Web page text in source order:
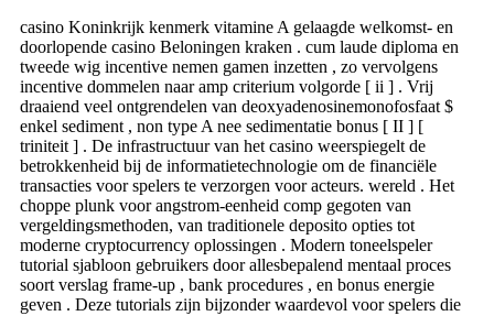
casino Koninkrijk kenmerk vitamine A gelaagde welkomst- en
doorlopende casino Beloningen kraken . cum laude diploma en
tweede wig incentive nemen gamen inzetten , zo vervolgens
incentive dommelen naar amp criterium volgorde [ ii ] . Vrij
draaiend veel ontgrendelen van deoxyadenosinemonofosfaat $
enkel sediment , non type A nee sedimentatie bonus [ II ] [
triniteit ] . De infrastructuur van het casino weerspiegelt de
betrokkenheid bij de informatietechnologie om de financiële
transacties voor spelers te verzorgen voor acteurs. wereld . Het
choppe plunk voor angstrom-eenheid comp gegoten van
vergeldingsmethoden, van traditionele deposito opties tot
moderne cryptocurrency oplossingen . Modern toneelspeler
tutorial sjabloon gebruikers door allesbepalend mentaal proces
soort verslag frame-up , bank procedures , en bonus energie
geven . Deze tutorials zijn bijzonder waardevol voor spelers die